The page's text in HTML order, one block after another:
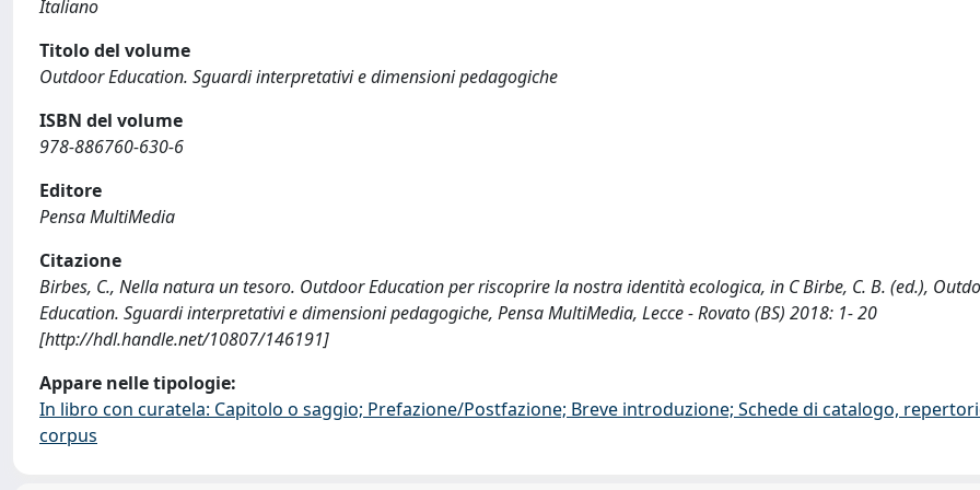
Italiano
Titolo del volume
Outdoor Education. Sguardi interpretativi e dimensioni pedagogiche
ISBN del volume
978-886760-630-6
Editore
Pensa MultiMedia
Citazione
Birbes, C., Nella natura un tesoro. Outdoor Education per riscoprire la nostra identità ecologica, in C Birbe, C. B. (ed.),
Education. Sguardi interpretativi e dimensioni pedagogiche, Pensa MultiMedia, Lecce - Rovato (BS) 2018: 1- 20
[http://hdl.handle.net/10807/146191]
Appare nelle tipologie:
In libro con curatela: Capitolo o saggio; Prefazione/Postfazione; Breve introduzione; Schede di catalogo,
corpus